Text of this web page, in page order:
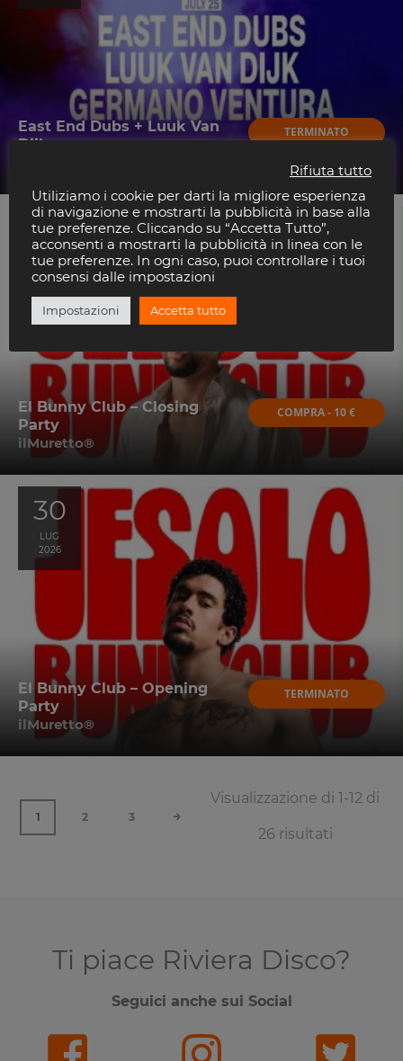
East End Dubs + Luuk Van
Dijk
TERMINATO
13
AGO
2026
El Bunny Club – Closing
Party
ilMuretto®
COMPRA - 10 €
30
LUG
2026
El Bunny Club – Opening
Party
ilMuretto®
TERMINATO
1 2 3 →
Visualizzazione di 1-12 di
26 risultati
Ti piace Riviera Disco?
Seguici anche sui Social
Rifiuta tutto
Utiliziamo i cookie per darti la migliore esperienza
di navigazione e mostrarti la pubblicità in base alla
tue preferenze. Cliccando su “Accetta Tutto”,
acconsenti a mostrarti la pubblicità in linea con le
tue preferenze. In ogni caso, puoi controllare i tuoi
consensi dalle impostazioni
Impostazioni Accetta tutto